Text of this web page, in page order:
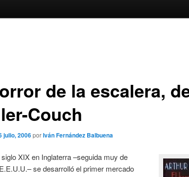
de la escalera,
Couch
julio, 2006porIván Fernández Balbuena
XIX en Inglaterra –seguida muy de
se desarrolló el primer mercado